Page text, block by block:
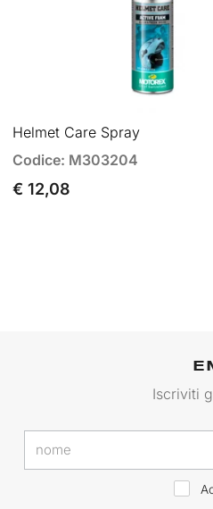
Helmet Care Spray
Codice: M303204
€ 12,08
Iscriviti